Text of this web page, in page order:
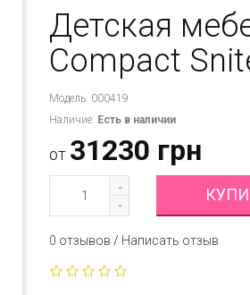
Детская
Compact
Модель: 000419
Наличие: Есть в наличии
от 31230 грн
0 отзывов / Написать отзыв